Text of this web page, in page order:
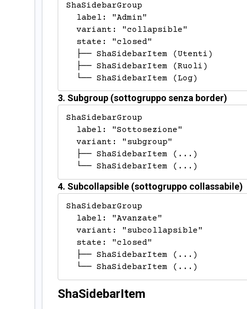
ShaSidebarGroup
label: "Admin"
variant: "collapsible"
state: "closed"
├── ShaSidebarItem (Utenti)
├── ShaSidebarItem (Ruoli)
└── ShaSidebarItem (Log)
3. Subgroup (sottogruppo senza border)
ShaSidebarGroup
label: "Sottosezione"
variant: "subgroup"
├── ShaSidebarItem (...)
└── ShaSidebarItem (...)
4. Subcollapsible (sottogruppo collassabile)
ShaSidebarGroup
label: "Avanzate"
variant: "subcollapsible"
state: "closed"
├── ShaSidebarItem (...)
└── ShaSidebarItem (...)
ShaSidebarItem